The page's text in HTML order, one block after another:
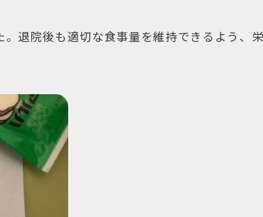
退院後も適切な食事量を維持できるよう、